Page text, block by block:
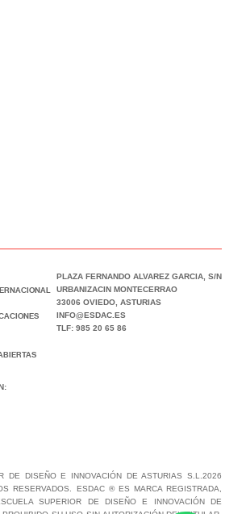
PLAZA FERNANDO ALVAREZ GARCIA, S/N
URBANIZACIN MONTECERRAO
33006 OVIEDO, ASTURIAS
INFO@ESDAC.ES
TLF: 985 20 65 86
DE DISEÑO E INNOVACIÓN DE ASTURIAS S.L.2026
RESERVADOS. ESDAC ® ES MARCA REGISTRADA,
SUPERIOR DE DISEÑO E INNOVACIÓN DE